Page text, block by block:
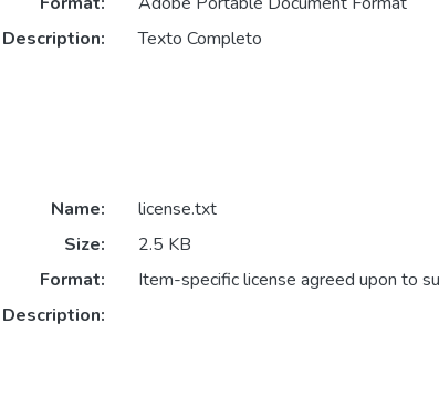
Description:
Texto Completo
Name:
license.txt
Size:
2.5 KB
Format:
Item-specific license agreed upon to
Description: